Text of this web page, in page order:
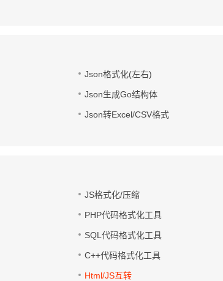
Json格式化(左右)
Json生成Go结构体
Json转Excel/CSV格式
JS格式化/压缩
PHP代码格式化工具
SQL代码格式化工具
C++代码格式化工具
Html/JS互转